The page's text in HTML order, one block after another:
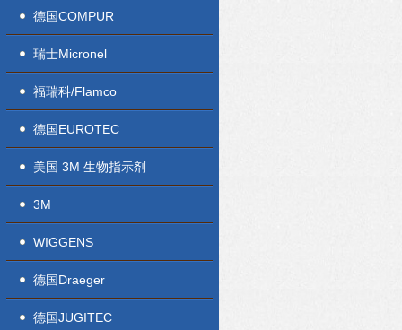
德国COMPUR
瑞士Micronel
福瑞科/Flamco
德国EUROTEC
美国 3M 生物指示剂
3M
WIGGENS
德国Draeger
德国JUGITEC